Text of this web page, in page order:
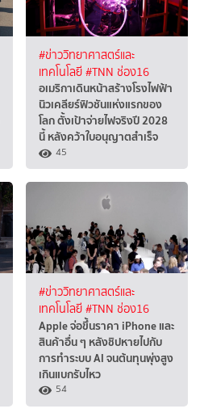
#ข่าววิทยาศาสตร์และ
เทคโนโลยี#TNN ช่อง16
อเมริกาเดินหน้าสร้างโรงไฟฟ้า
นิวเคลียร์ฟิวชันแห่งแรกของ
โลก ตั้งเป้าจ่ายไฟจริงปี 2028
นี้ หลังคว้าใบอนุญาตสำเร็จ
45
#ข่าววิทยาศาสตร์และ
เทคโนโลยี#TNN ช่อง16
Apple จ่อขึ้นราคา iPhone และ
สินค้าอื่น ๆ หลังชิปหายไปกับ
การทำระบบ AI จนต้นทุนพุ่งสูง
เกินแบกรับไหว
54